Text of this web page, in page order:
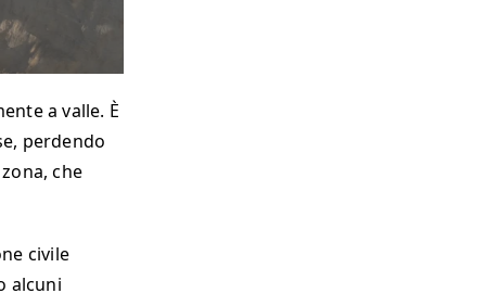
a valle. È
perdendo
che
civile
alcuni